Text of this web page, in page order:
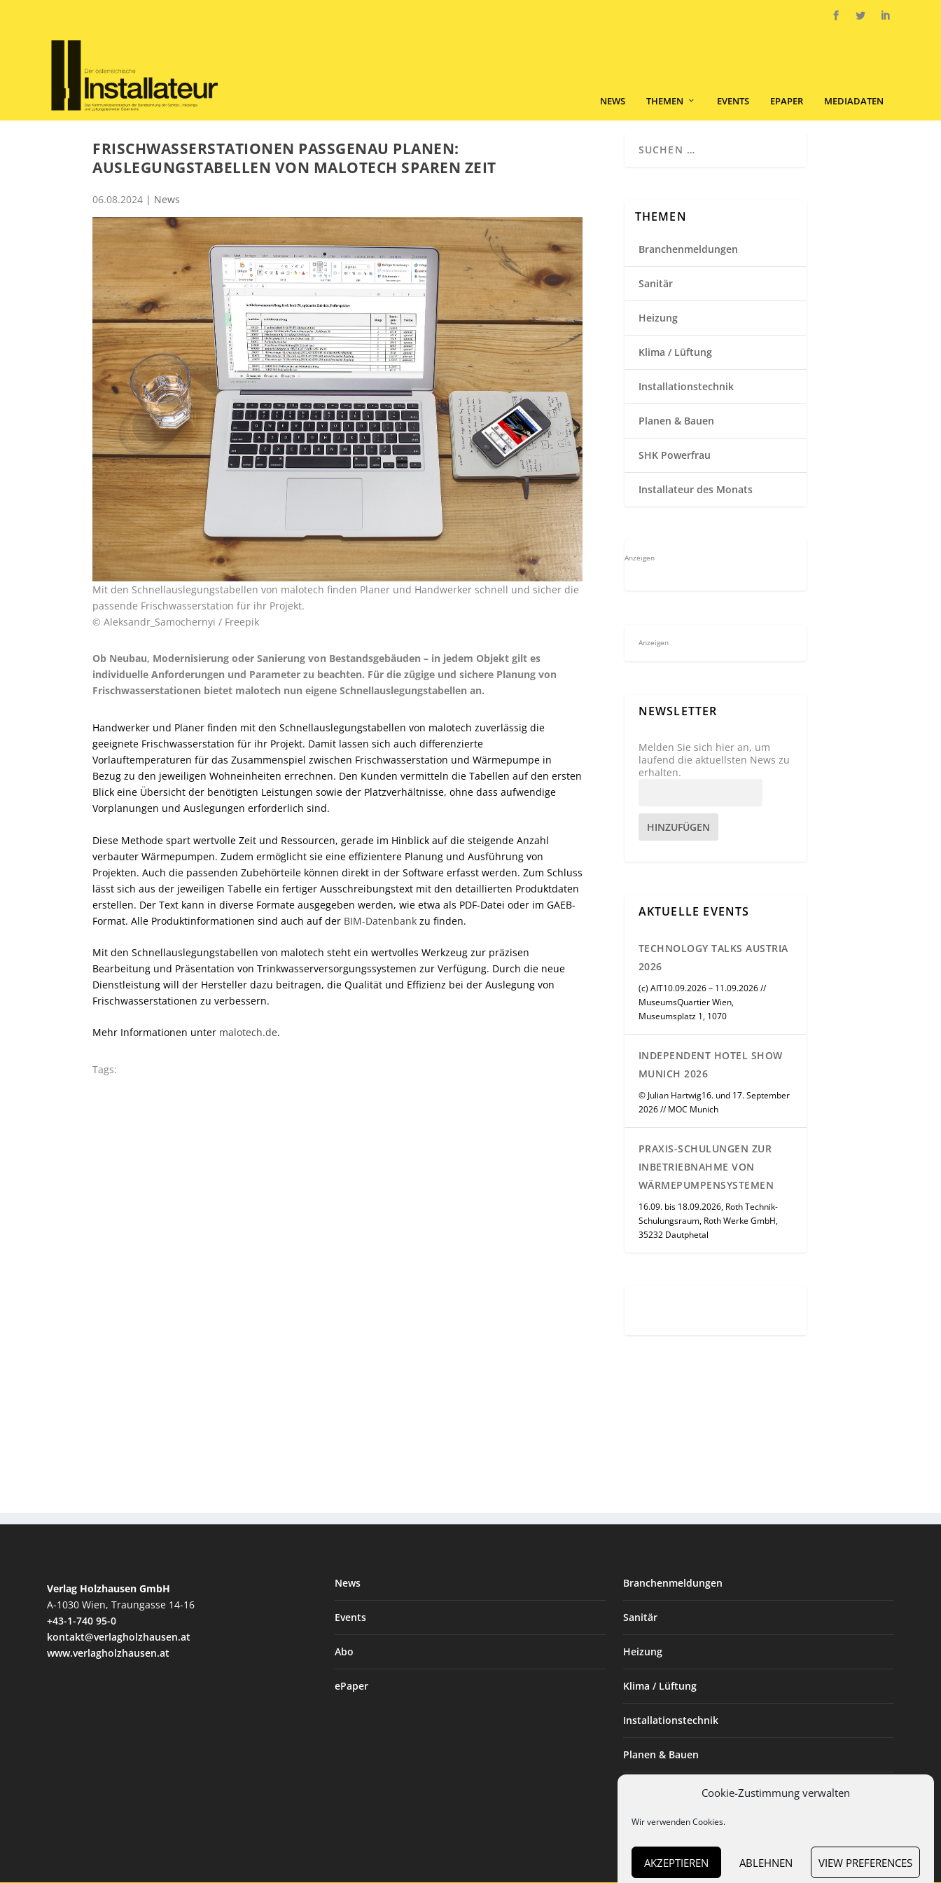
Cookie-Zustimmung verwalten
Wir verwenden Cookies.
AKZEPTIEREN ABLEHNEN VIEW PREFERENCES
NEWS THEMEN EVENTS EPAPER MEDIADATEN
FRISCHWASSERSTATIONEN PASSGENAU PLANEN:
AUSLEGUNGSTABELLEN VON MALOTECH SPAREN ZEIT
06.08.2024 | News
Mit den Schnellauslegungstabellen von malotech finden Planer und Handwerker schnell und sicher die
passende Frischwasserstation für ihr Projekt.
© Aleksandr_Samochernyi / Freepik
Ob Neubau, Modernisierung oder Sanierung von Bestandsgebäuden – in jedem Objekt gilt es
individuelle Anforderungen und Parameter zu beachten. Für die zügige und sichere Planung von
Frischwasserstationen bietet malotech nun eigene Schnellauslegungstabellen an.
Handwerker und Planer finden mit den Schnellauslegungstabellen von malotech zuverlässig die
geeignete Frischwasserstation für ihr Projekt. Damit lassen sich auch differenzierte
Vorlauftemperaturen für das Zusammenspiel zwischen Frischwasserstation und Wärmepumpe in
Bezug zu den jeweiligen Wohneinheiten errechnen. Den Kunden vermitteln die Tabellen auf den ersten
Blick eine Übersicht der benötigten Leistungen sowie der Platzverhältnisse, ohne dass aufwendige
Vorplanungen und Auslegungen erforderlich sind.
Diese Methode spart wertvolle Zeit und Ressourcen, gerade im Hinblick auf die steigende Anzahl
verbauter Wärmepumpen. Zudem ermöglicht sie eine effizientere Planung und Ausführung von
Projekten. Auch die passenden Zubehörteile können direkt in der Software erfasst werden. Zum Schluss
lässt sich aus der jeweiligen Tabelle ein fertiger Ausschreibungstext mit den detaillierten Produktdaten
erstellen. Der Text kann in diverse Formate ausgegeben werden, wie etwa als PDF-Datei oder im GAEB-
Format. Alle Produktinformationen sind auch auf der BIM-Datenbank zu finden.
Mit den Schnellauslegungstabellen von malotech steht ein wertvolles Werkzeug zur präzisen
Bearbeitung und Präsentation von Trinkwasserversorgungssystemen zur Verfügung. Durch die neue
Dienstleistung will der Hersteller dazu beitragen, die Qualität und Effizienz bei der Auslegung von
Frischwasserstationen zu verbessern.
Mehr Informationen unter malotech.de.
Tags:
THEMEN
Branchenmeldungen
Sanitär
Heizung
Klima / Lüftung
Installationstechnik
Planen & Bauen
SHK Powerfrau
Installateur des Monats
Anzeigen
Anzeigen
NEWSLETTER
Melden Sie sich hier an, um
laufend die aktuellsten News zu
erhalten.
HINZUFÜGEN
AKTUELLE EVENTS
TECHNOLOGY TALKS AUSTRIA
2026
(c) AIT10.09.2026 – 11.09.2026 //
MuseumsQuartier Wien,
Museumsplatz 1, 1070
INDEPENDENT HOTEL SHOW
MUNICH 2026
© Julian Hartwig16. und 17. September
2026 // MOC Munich
PRAXIS-SCHULUNGEN ZUR
INBETRIEBNAHME VON
WÄRMEPUMPENSYSTEMEN
16.09. bis 18.09.2026, Roth Technik-
Schulungsraum, Roth Werke GmbH,
35232 Dautphetal
Verlag Holzhausen GmbH
A-1030 Wien, Traungasse 14-16
+43-1-740 95-0
kontakt@verlagholzhausen.at
www.verlagholzhausen.at
News
Events
Abo
ePaper
Branchenmeldungen
Sanitär
Heizung
Klima / Lüftung
Installationstechnik
Planen & Bauen
Installateur des Monats